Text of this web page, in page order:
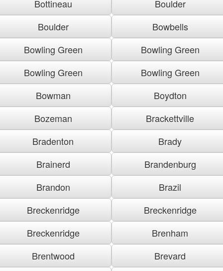
Bottineau
Boulder
Boulder
Bowbells
Bowling Green
Bowling Green
Bowling Green
Bowling Green
Bowman
Boydton
Bozeman
Brackettville
Bradenton
Brady
Brainerd
Brandenburg
Brandon
Brazil
Breckenridge
Breckenridge
Breckenridge
Brenham
Brentwood
Brevard